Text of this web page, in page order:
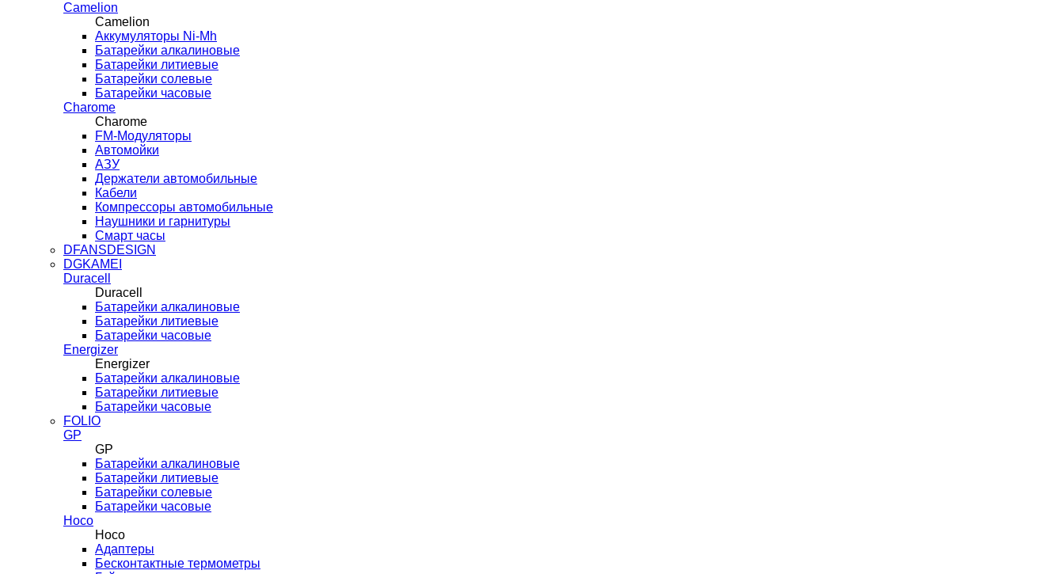
Camelion
Camelion
Аккумуляторы Ni-Mh
Батарейки алкалиновые
Батарейки литиевые
Батарейки солевые
Батарейки часовые
Charome
Charome
FM-Модуляторы
Автомойки
АЗУ
Держатели автомобильные
Кабели
Компрессоры автомобильные
Наушники и гарнитуры
Смарт часы
DFANSDESIGN
DGKAMEI
Duracell
Duracell
Батарейки алкалиновые
Батарейки литиевые
Батарейки часовые
Energizer
Energizer
Батарейки алкалиновые
Батарейки литиевые
Батарейки часовые
FOLIO
GP
GP
Батарейки алкалиновые
Батарейки литиевые
Батарейки солевые
Батарейки часовые
Hoco
Hoco
Адаптеры
Бесконтактные термометры